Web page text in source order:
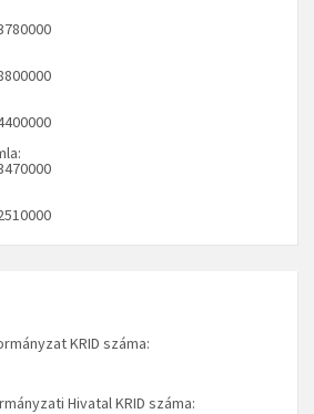
KRID száma:
Hivatal KRID száma: